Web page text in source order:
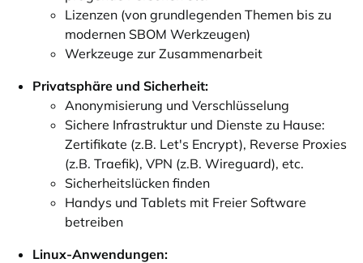
Lizenzen (von grundlegenden Themen bis zu
modernen SBOM Werkzeugen)
Werkzeuge zur Zusammenarbeit
Privatsphäre und Sicherheit:
Anonymisierung und Verschlüsselung
Sichere Infrastruktur und Dienste zu Hause:
Zertifikate (z.B. Let's Encrypt), Reverse Proxies
(z.B. Traefik), VPN (z.B. Wireguard), etc.
Sicherheitslücken finden
Handys und Tablets mit Freier Software
betreiben
Linux-Anwendungen: